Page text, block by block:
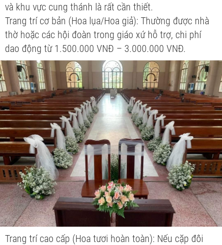
và khu vực cung thánh là rất cần thiết.
Trang trí cơ bản (Hoa lụa/Hoa giả): Thường được nhà
thờ hoặc các hội đoàn trong giáo xứ hỗ trợ, chi phí
dao động từ 1.500.000 VNĐ – 3.000.000 VNĐ.
Trang trí cao cấp (Hoa tươi hoàn toàn): Nếu cặp đôi